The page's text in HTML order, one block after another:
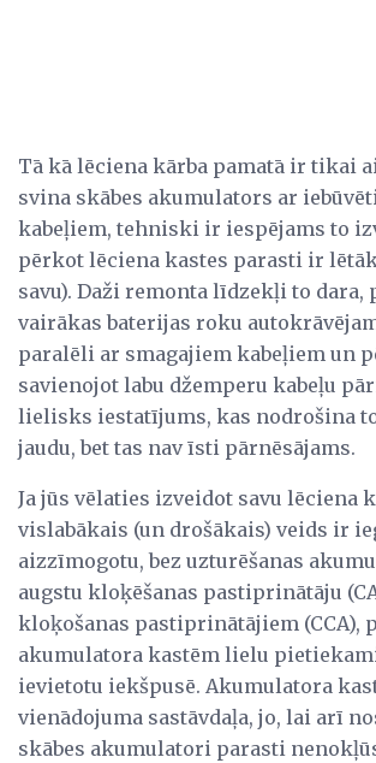
Tā kā lēciena kārba pamatā ir tikai
svina skābes akumulators ar
kabeļiem, tehniski ir iespējams to
pērkot lēciena kastes parasti ir
savu). Daži remonta līdzekļi to dara,
vairākas baterijas roku
paralēli ar smagajiem kabeļiem un
savienojot labu džemperu kabeļu
lielisks iestatījums, kas nodrošina
jaudu, bet tas nav īsti pārnēsājams.
Ja jūs vēlaties izveidot savu lēciena
vislabākais (un drošākais) veids ir
aizzīmogotu, bez uzturēšanas
augstu kloķēšanas pastiprinātāju
kloķošanas pastiprinātājiem (CCA),
akumulatora kastēm lielu
ievietotu iekšpusē. Akumulatora
vienādojuma sastāvdaļa, jo, lai arī
skābes akumulatori parasti